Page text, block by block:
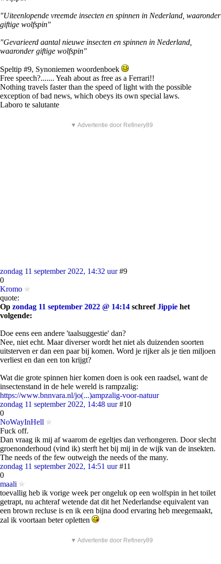
"Uiteenlopende vreemde insecten en spinnen in Nederland, waaronder
giftige wolfspin"
"Gevarieerd aantal nieuwe insecten en spinnen in Nederland,
waaronder giftige wolfspin"
Speltip #9, Synoniemen woordenboek
Free speech?....... Yeah about as free as a Ferrari!!
Nothing travels faster than the speed of light with the possible
exception of bad news, which obeys its own special laws.
Laboro te salutante
▼ Advertentie door Refinery89
zondag 11 september 2022, 14:32 uur #9
0
Kromo
quote:
Op zondag 11 september 2022 @ 14:14 schreefJippie het
volgende:
Doe eens een andere 'taalsuggestie' dan?
Nee, niet echt. Maar diverser wordt het niet als duizenden soorten
uitsterven er dan een paar bij komen. Word je rijker als je tien miljoen
verliest en dan een ton krijgt?
Wat die grote spinnen hier komen doen is ook een raadsel, want de
insectenstand in de hele wereld is rampzalig:
https://www.bnnvara.nl/jo(...)ampzalig-voor-natuur
zondag 11 september 2022, 14:48 uur #10
0
NoWayInHell
Fuck off.
Dan vraag ik mij af waarom de egeltjes dan verhongeren. Door slecht
groenonderhoud (vind ik) sterft het bij mij in de wijk van de insekten.
The needs of the few outweigh the needs of the many.
zondag 11 september 2022, 14:51 uur #11
0
maali
toevallig heb ik vorige week per ongeluk op een wolfspin in het toilet
getrapt, nu achteraf wetende dat dit het Nederlandse equivalent van
een brown recluse is en ik een bijna dood ervaring heb meegemaakt,
zal ik voortaan beter opletten
▼ Advertentie door Refinery89